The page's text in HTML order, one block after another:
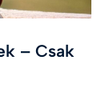
– Csak